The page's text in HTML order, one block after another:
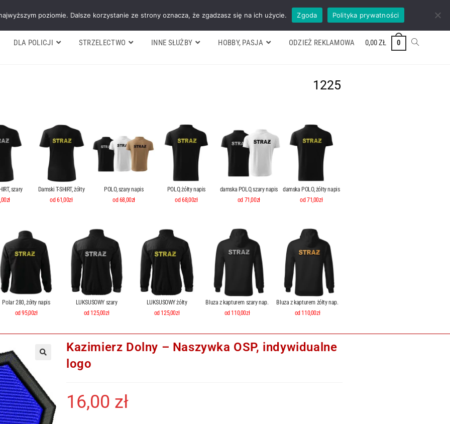
Formularz wyceny Kontakt ZADZWOŃ TEL. 600 352 938
DLA POLICJI STRZELECTWO INNE SŁUŻBY HOBBY, PASJA ODZIEŻ REKLAMOWA 0,00ZŁ 0
1225
szary
Damski T-SHIRT, żółty
od 61,00zł
POLO, szary napis
od 68,00zł
POLO, żółty napis
od 68,00zł
damska POLO, szary napis
od 71,00zł
damska POLO, żółty napis
od 71,00zł
Polar 280, żółty napis
od 95,00zł
LUKSUSOWY szary
od 125,00zł
LUKSUSOWY żółty
od 125,00zł
Bluza z kapturem szary nap.
od 110,00zł
Bluza z kapturem żółty nap.
od 110,00zł
Kazimierz Dolny – Naszywka OSP, indywidualne
logo
16,00 zł
poziomie. Dalsze korzystanie ze strony oznacza, że zgadzasz się na ich użycie. Zgoda Polityka prywatności